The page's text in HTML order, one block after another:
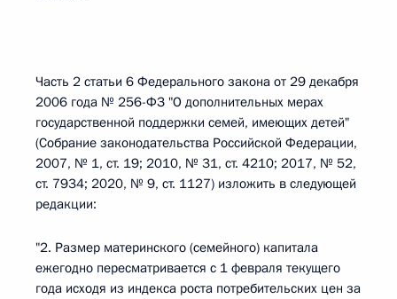
Часть 2 статьи 6 Федерального закона от 29 декабря
2006 года № 256-ФЗ "О дополнительных мерах
государственной поддержки семей, имеющих детей"
(Собрание законодательства Российской Федерации,
2007, № 1, ст. 19; 2010, № 31, ст. 4210; 2017, № 52,
ст. 7934; 2020, № 9, ст. 1127) изложить в следующей
редакции:
"2. Размер материнского (семейного) капитала
ежегодно пересматривается с 1 февраля текущего
года исходя из индекса роста потребительских цен за